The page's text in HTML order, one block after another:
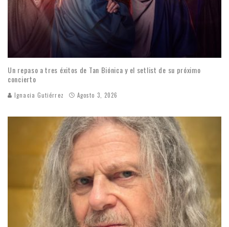
Un repaso a tres éxitos de Tan Biónica y el setlist de su próximo
concierto
Ignacia Gutiérrez Agosto 3, 2026